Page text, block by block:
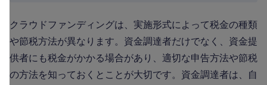
クラウドファンディングは、実施形式によって税金の種類
や節税方法が異なります。資金調達者だけでなく、資金提
供者にも税金がかかる場合があり、適切な申告方法や節税
の方法を知っておくとことが大切です。資金調達者は、自